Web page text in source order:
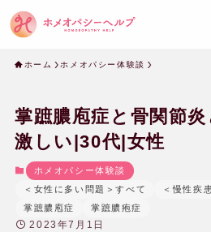
ホーム ホメオパシー体験談
掌蹠膿庖症と骨関節
激しい|30代|女性
ホメオパシー体験談
＜女性に多い問題＞すべて
＜慢性疾
掌蹠膿庖症
掌蹠膿疱症
2023年7月1日